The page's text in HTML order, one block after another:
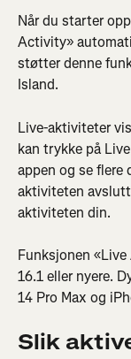
Når du starter
Activity»
støtter denne
Island.
Live-aktiviteter
kan trykke på
appen og se flere
aktiviteten
aktiviteten din.
Funksjonen
16.1 eller nyere.
14 Pro Max og
Slik